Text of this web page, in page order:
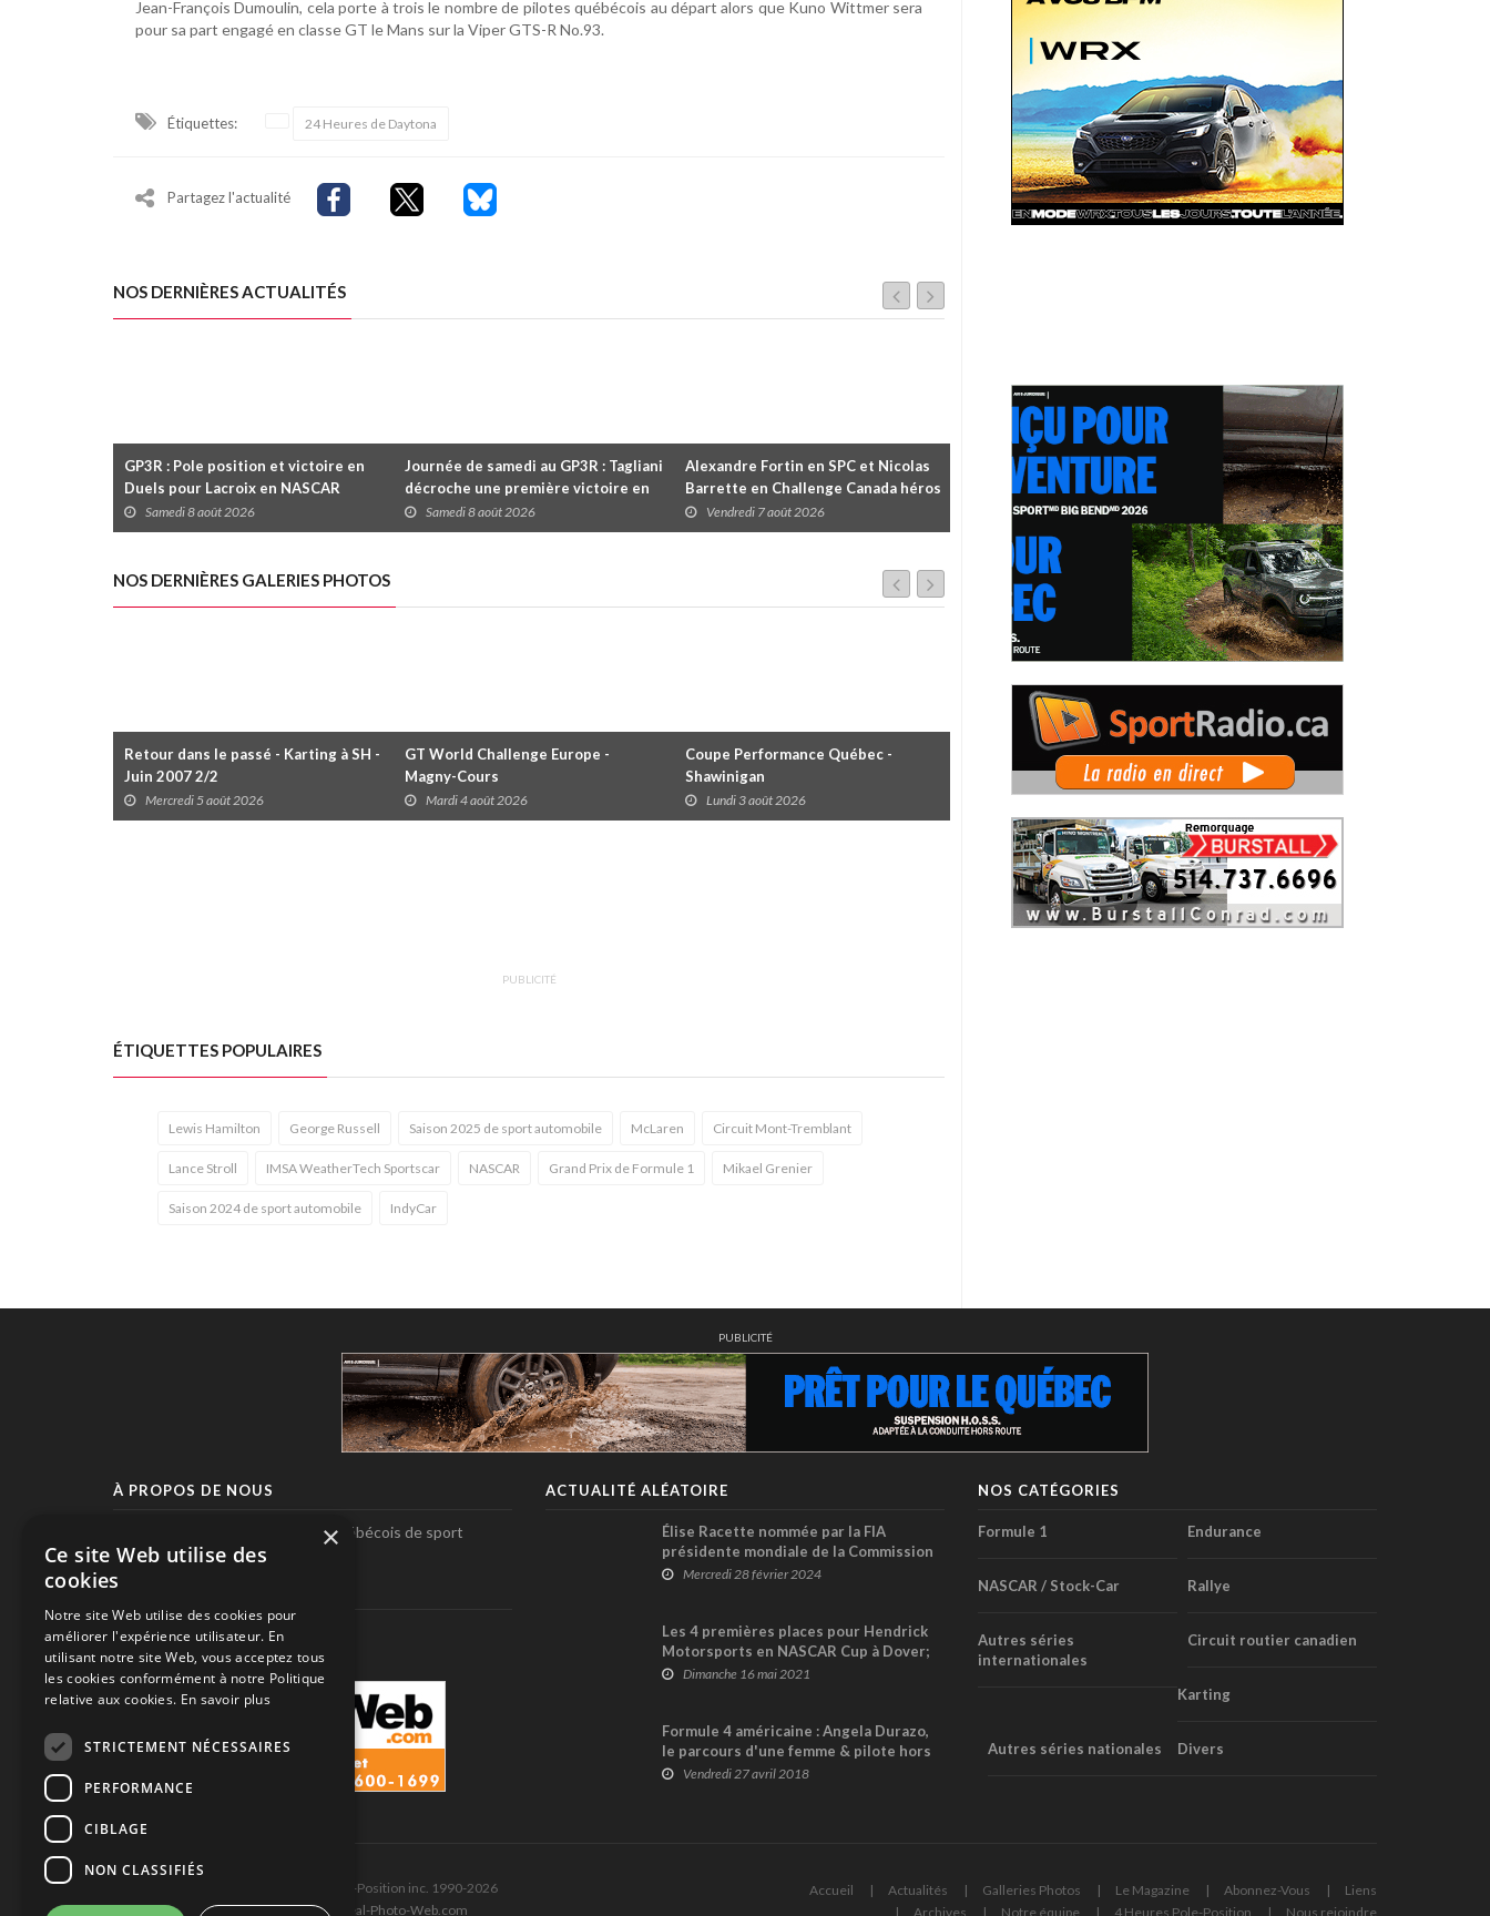
Jean-François Dumoulin, cela porte à trois le nombre de pilotes québécois au départ alors que Kuno Wittmer sera
pour sa part engagé en classe GT le Mans sur la Viper GTS-R No.93.
Étiquettes: 24 Heures de Daytona
Partagez l'actualité
NOS DERNIÈRES ACTUALITÉS
GP3R : Pole position et victoire en
Duels pour Lacroix en NASCAR
Canada; Camirand remporte l'autre
Duels
Samedi 8 août 2026
Journée de samedi au GP3R : Tagliani
décroche une première victoire en
Coupe Radical; des courses très
disputées dans toutes les séries
Samedi 8 août 2026
Alexandre Fortin en SPC et Nicolas
Barrette en Challenge Canada héros
des premières courses du week-end
au GP3R
Vendredi 7 août 2026
Rétro: Il y a de cela 50 ans, le Grand
Prix de Trois-Rivières de 1976
Vendredi 7 août 2026
Les Sprints Omnifab font leurs
débuts au Grand Prix de Trois-
Rivières avec un format inspiré de
Daytona
Jeudi 6 août 2026
NOS DERNIÈRES GALERIES PHOTOS
Retour dans le passé - Karting à SH -
Juin 2007 2/2
Mercredi 5 août 2026
GT World Challenge Europe -
Magny-Cours
Mardi 4 août 2026
Coupe Performance Québec -
Shawinigan
Lundi 3 août 2026
WRC Rallye de Finlande 2026 -
Étapes dimanche et podium
Dimanche 2 août 2026
WRC Rallye de Finlande 2026 -
Étapes samedi
Samedi 1er août 2026
PUBLICITÉ
ÉTIQUETTES POPULAIRES
Lewis Hamilton George Russell Saison 2025 de sport automobile McLaren Circuit Mont-Tremblant
Lance Stroll IMSA WeatherTech Sportscar NASCAR Grand Prix de Formule 1 Mikael Grenier
Saison 2024 de sport automobile IndyCar
PUBLICITÉ
À PROPOS DE NOUS
Pole-Position, le seul magazine québécois de sport
automobile.
SUIVEZ-NOUS
ACTUALITÉ ALÉATOIRE
Élise Racette nommée par la FIA
présidente mondiale de la Commission
des bénévoles et des officiels !
Mercredi 28 février 2024
Les 4 premières places pour Hendrick
Motorsports en NASCAR Cup à Dover;
Alex Bowman vainqueur (+ vidéo)
Dimanche 16 mai 2021
Formule 4 américaine : Angela Durazo,
le parcours d'une femme & pilote hors
du commun
Vendredi 27 avril 2018
NOS CATÉGORIES
Formule 1 Endurance
NASCAR / Stock-Car Rallye
Autres séries
internationales
Circuit routier canadien
Karting
Autres séries nationales Divers
Tous droits réservés © Les Éditions Pole-Position inc. 1990-2026
Ce site est produit et hébergé par Montréal-Photo-Web.com
Accueil Actualités Galleries Photos Le Magazine Abonnez-Vous
Liens
Archives
Notre équipe 4 Heures Pole-Position Nous rejoindre
×
Ce site Web utilise des
cookies
Notre site Web utilise des cookies pour
améliorer l'expérience utilisateur. En
utilisant notre site Web, vous acceptez tous
les cookies conformément à notre Politique
relative aux cookies. En savoir plus
STRICTEMENT NÉCESSAIRES
PERFORMANCE
CIBLAGE
NON CLASSIFIÉS